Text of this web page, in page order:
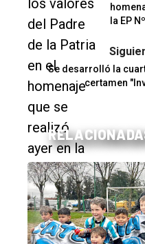
la EP
Se desarrolló la
certamen